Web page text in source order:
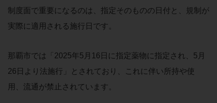
制度面で重要になるのは、指定そのものの日付と、規制が
実際に適用される施行日です。
那覇市では「2025年5月16日に指定薬物に指定され、5月
26日より法施行」とされており、これに伴い所持や使
用、流通が禁止されています。